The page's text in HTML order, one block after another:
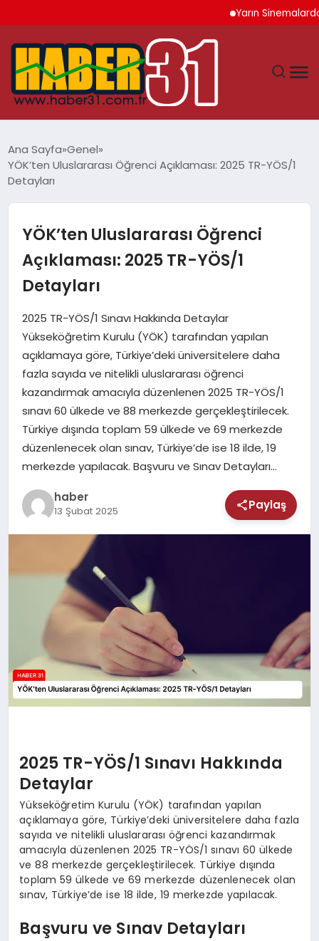
Yarın Sinemalarda 6
HATAY
GÜNDEM
MAGAZIN
SAĞLIK
TEKNOLOJI
Ana Sayfa Genel
YÖK’ten Uluslararası Öğrenci Açıklaması: 2025 TR-YÖS/1
Detayları
YÖK’ten Uluslararası Öğrenci
Açıklaması: 2025 TR-YÖS/1
Detayları
2025 TR-YÖS/1 Sınavı Hakkında Detaylar
Yükseköğretim Kurulu (YÖK) tarafından yapılan
açıklamaya göre, Türkiye’deki üniversitelere daha
fazla sayıda ve nitelikli uluslararası öğrenci
kazandırmak amacıyla düzenlenen 2025 TR-YÖS/1
sınavı 60 ülkede ve 88 merkezde gerçekleştirilecek.
Türkiye dışında toplam 59 ülkede ve 69 merkezde
düzenlenecek olan sınav, Türkiye’de ise 18 ilde, 19
merkezde yapılacak. Başvuru ve Sınav Detayları…
haber
13 Şubat 2025 Paylaş
2025 TR-YÖS/1 Sınavı Hakkında
Detaylar
Yükseköğretim Kurulu (YÖK) tarafından yapılan
açıklamaya göre, Türkiye’deki üniversitelere daha fazla
sayıda ve nitelikli uluslararası öğrenci kazandırmak
amacıyla düzenlenen 2025 TR-YÖS/1 sınavı 60 ülkede
ve 88 merkezde gerçekleştirilecek. Türkiye dışında
toplam 59 ülkede ve 69 merkezde düzenlenecek olan
sınav, Türkiye’de ise 18 ilde, 19 merkezde yapılacak.
Başvuru ve Sınav Detayları